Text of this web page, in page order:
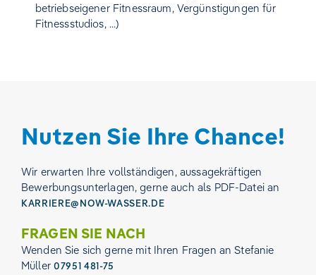
betriebseigener Fitnessraum, Vergünstigungen für
Fitnessstudios, ...)
Nutzen Sie Ihre Chance!
Wir erwarten Ihre vollständigen, aussagekräftigen
Bewerbungsunterlagen, gerne auch als PDF-Datei an
KARRIERE@NOW-WASSER.DE
FRAGEN SIE NACH
Wenden Sie sich gerne mit Ihren Fragen an Stefanie
Müller07951 481-75